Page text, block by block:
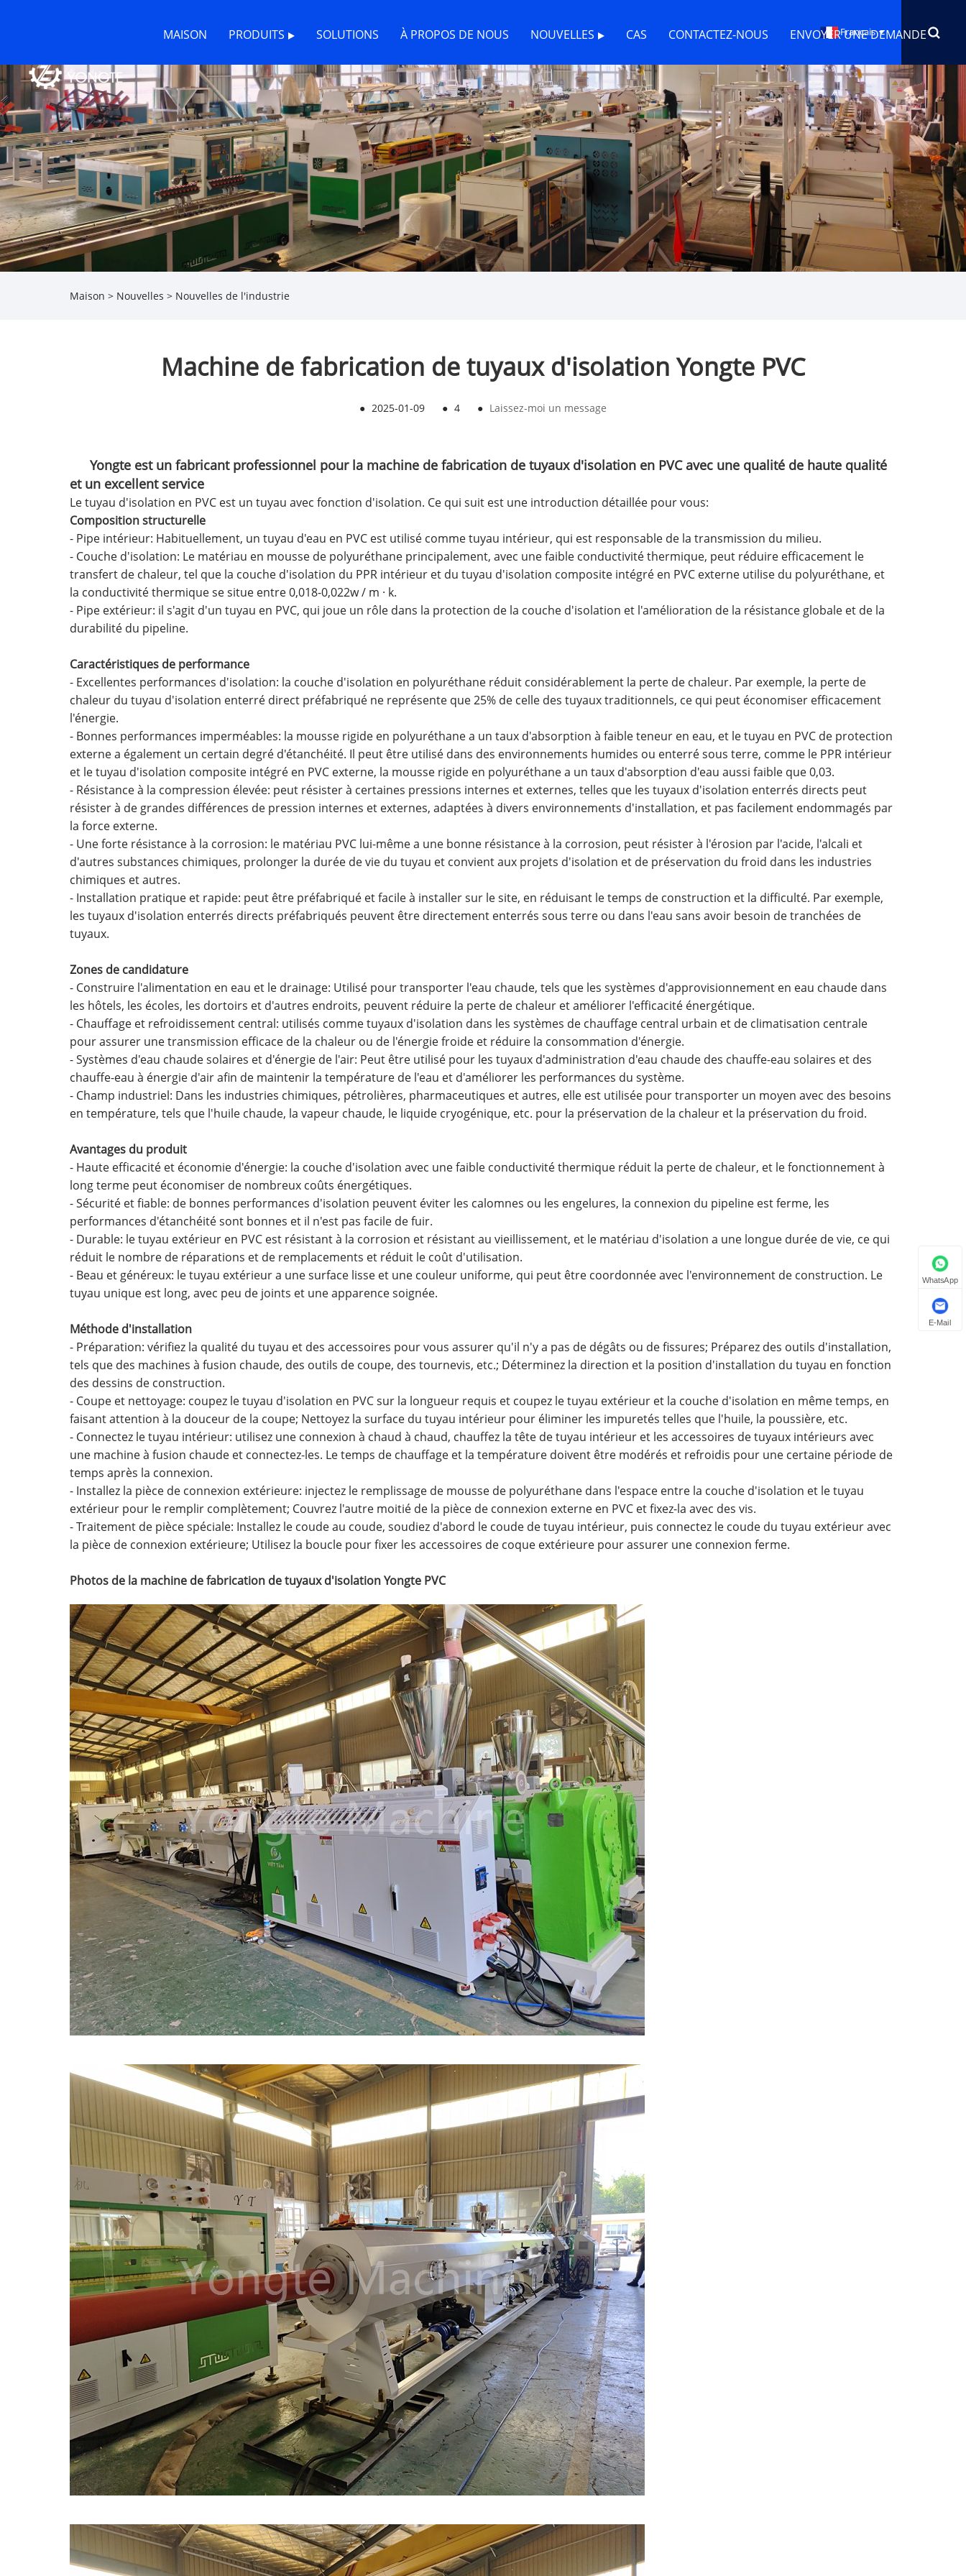
MAISON PRODUITS SOLUTIONS À PROPOS DE NOUS NOUVELLES CAS CONTACTEZ-NOUS ENVOYER UNE DEMANDE
Français
Maison > Nouvelles > Nouvelles de l'industrie
Machine de fabrication de tuyaux d'isolation Yongte PVC
● 2025-01-09 ● 4 ● Laissez-moi un message
Yongte est un fabricant professionnel pour la machine de fabrication de tuyaux d'isolation en PVC avec une qualité de haute qualité
et un excellent service
Le tuyau d'isolation en PVC est un tuyau avec fonction d'isolation. Ce qui suit est une introduction détaillée pour vous:
Composition structurelle
- Pipe intérieur: Habituellement, un tuyau d'eau en PVC est utilisé comme tuyau intérieur, qui est responsable de la transmission du milieu.
- Couche d'isolation: Le matériau en mousse de polyuréthane principalement, avec une faible conductivité thermique, peut réduire efficacement le
transfert de chaleur, tel que la couche d'isolation du PPR intérieur et du tuyau d'isolation composite intégré en PVC externe utilise du polyuréthane, et
la conductivité thermique se situe entre 0,018-0,022w / m · k.
- Pipe extérieur: il s'agit d'un tuyau en PVC, qui joue un rôle dans la protection de la couche d'isolation et l'amélioration de la résistance globale et de la
durabilité du pipeline.
Caractéristiques de performance
- Excellentes performances d'isolation: la couche d'isolation en polyuréthane réduit considérablement la perte de chaleur. Par exemple, la perte de
chaleur du tuyau d'isolation enterré direct préfabriqué ne représente que 25% de celle des tuyaux traditionnels, ce qui peut économiser efficacement
l'énergie.
- Bonnes performances imperméables: la mousse rigide en polyuréthane a un taux d'absorption à faible teneur en eau, et le tuyau en PVC de protection
externe a également un certain degré d'étanchéité. Il peut être utilisé dans des environnements humides ou enterré sous terre, comme le PPR intérieur
et le tuyau d'isolation composite intégré en PVC externe, la mousse rigide en polyuréthane a un taux d'absorption d'eau aussi faible que 0,03.
- Résistance à la compression élevée: peut résister à certaines pressions internes et externes, telles que les tuyaux d'isolation enterrés directs peut
résister à de grandes différences de pression internes et externes, adaptées à divers environnements d'installation, et pas facilement endommagés par
la force externe.
- Une forte résistance à la corrosion: le matériau PVC lui-même a une bonne résistance à la corrosion, peut résister à l'érosion par l'acide, l'alcali et
d'autres substances chimiques, prolonger la durée de vie du tuyau et convient aux projets d'isolation et de préservation du froid dans les industries
chimiques et autres.
- Installation pratique et rapide: peut être préfabriqué et facile à installer sur le site, en réduisant le temps de construction et la difficulté. Par exemple,
les tuyaux d'isolation enterrés directs préfabriqués peuvent être directement enterrés sous terre ou dans l'eau sans avoir besoin de tranchées de
tuyaux.
Zones de candidature
- Construire l'alimentation en eau et le drainage: Utilisé pour transporter l'eau chaude, tels que les systèmes d'approvisionnement en eau chaude dans
les hôtels, les écoles, les dortoirs et d'autres endroits, peuvent réduire la perte de chaleur et améliorer l'efficacité énergétique.
- Chauffage et refroidissement central: utilisés comme tuyaux d'isolation dans les systèmes de chauffage central urbain et de climatisation centrale
pour assurer une transmission efficace de la chaleur ou de l'énergie froide et réduire la consommation d'énergie.
- Systèmes d'eau chaude solaires et d'énergie de l'air: Peut être utilisé pour les tuyaux d'administration d'eau chaude des chauffe-eau solaires et des
chauffe-eau à énergie d'air afin de maintenir la température de l'eau et d'améliorer les performances du système.
- Champ industriel: Dans les industries chimiques, pétrolières, pharmaceutiques et autres, elle est utilisée pour transporter un moyen avec des besoins
en température, tels que l'huile chaude, la vapeur chaude, le liquide cryogénique, etc. pour la préservation de la chaleur et la préservation du froid.
Avantages du produit
- Haute efficacité et économie d'énergie: la couche d'isolation avec une faible conductivité thermique réduit la perte de chaleur, et le fonctionnement à
long terme peut économiser de nombreux coûts énergétiques.
- Sécurité et fiable: de bonnes performances d'isolation peuvent éviter les calomnes ou les engelures, la connexion du pipeline est ferme, les
performances d'étanchéité sont bonnes et il n'est pas facile de fuir.
- Durable: le tuyau extérieur en PVC est résistant à la corrosion et résistant au vieillissement, et le matériau d'isolation a une longue durée de vie, ce qui
réduit le nombre de réparations et de remplacements et réduit le coût d'utilisation.
- Beau et généreux: le tuyau extérieur a une surface lisse et une couleur uniforme, qui peut être coordonnée avec l'environnement de construction. Le
tuyau unique est long, avec peu de joints et une apparence soignée.
Méthode d'installation
- Préparation: vérifiez la qualité du tuyau et des accessoires pour vous assurer qu'il n'y a pas de dégâts ou de fissures; Préparez des outils d'installation,
tels que des machines à fusion chaude, des outils de coupe, des tournevis, etc.; Déterminez la direction et la position d'installation du tuyau en fonction
des dessins de construction.
- Coupe et nettoyage: coupez le tuyau d'isolation en PVC sur la longueur requis et coupez le tuyau extérieur et la couche d'isolation en même temps, en
faisant attention à la douceur de la coupe; Nettoyez la surface du tuyau intérieur pour éliminer les impuretés telles que l'huile, la poussière, etc.
- Connectez le tuyau intérieur: utilisez une connexion à chaud à chaud, chauffez la tête de tuyau intérieur et les accessoires de tuyaux intérieurs avec
une machine à fusion chaude et connectez-les. Le temps de chauffage et la température doivent être modérés et refroidis pour une certaine période de
temps après la connexion.
- Installez la pièce de connexion extérieure: injectez le remplissage de mousse de polyuréthane dans l'espace entre la couche d'isolation et le tuyau
extérieur pour le remplir complètement; Couvrez l'autre moitié de la pièce de connexion externe en PVC et fixez-la avec des vis.
- Traitement de pièce spéciale: Installez le coude au coude, soudiez d'abord le coude de tuyau intérieur, puis connectez le coude du tuyau extérieur avec
la pièce de connexion extérieure; Utilisez la boucle pour fixer les accessoires de coque extérieure pour assurer une connexion ferme.
Photos de la machine de fabrication de tuyaux d'isolation Yongte PVC
WhatsApp
E-Mail